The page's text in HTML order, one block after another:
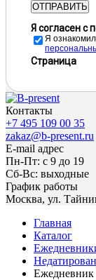
ОТПРАВИТЬ
Я согласен с
Я
Страница
Контакты
+7 495 109 00 35
zakaz@b-present.ru
E-mail адрес
Пн-Пт: с 9 до 19
Сб-Вс: выходные
График работы
Москва, ул.
Главная
Каталог